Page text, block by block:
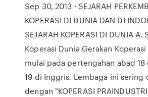
Sep 30, 2013 · SEJARAH
KOPERASI DI DUNIA DAN DI
SEJARAH KOPERASI DI DUNIA A.
Koperasi Dunia Gerakan
mulai pada pertengahan abad 18
19 di Inggris. Lembaga ini sering
dengan "KOPERASI